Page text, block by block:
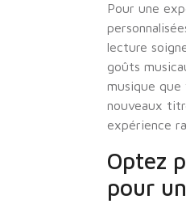
Pour une
lecture
goûts
musique que
nouveaux
expérience
Optez
pour